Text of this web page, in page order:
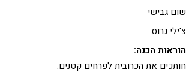
שום גבישי
צ'ילי גרוס
הוראות הכנה:
חותכים את הכרובית לפרחים קטנים.